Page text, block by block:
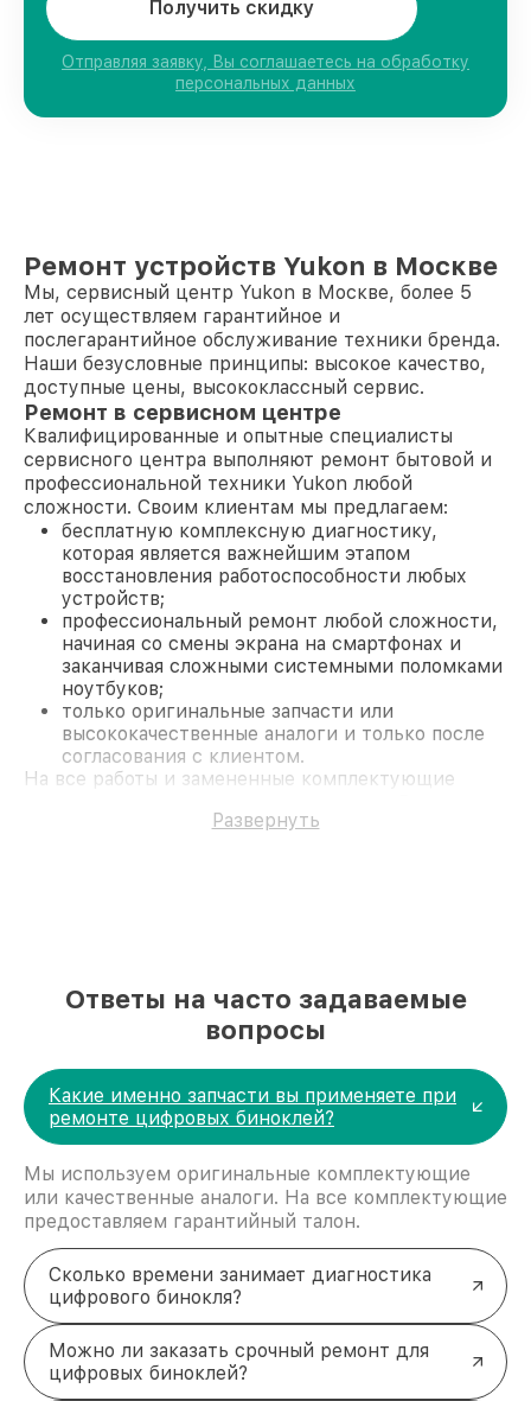
Получить скидку
Отправляя заявку, Вы соглашаетесь на обработку
персональных данных
Ремонт устройств Yukon в Москве
Мы, сервисный центр Yukon в Москве, более 5
лет осуществляем гарантийное и
послегарантийное обслуживание техники бренда.
Наши безусловные принципы: высокое качество,
доступные цены, высококлассный сервис.
Ремонт в сервисном центре
Квалифицированные и опытные специалисты
сервисного центра выполняют ремонт бытовой и
профессиональной техники Yukon любой
сложности. Своим клиентам мы предлагаем:
бесплатную комплексную диагностику,
которая является важнейшим этапом
восстановления работоспособности любых
устройств;
профессиональный ремонт любой сложности,
начиная со смены экрана на смартфонах и
заканчивая сложными системными поломками
ноутбуков;
только оригинальные запчасти или
высококачественные аналоги и только после
согласования с клиентом.
На все работы и замененные комплектующие
поломки по условиям гарантии, мы бесплатно
современное оборудование и
лицензированное ПО в ремонтно-
диагностических мастерских;
восстановительных работ;
услуги курьера для владельцев
крупногабаритной техники, которые
обеспечат доставку устройств в сервис в
полной сохранности и бесплатно.
За годы своей деятельности мы получали только
репутацию. Мы постоянно совершенствуемся и
стараемся каждый день делать наш сервис еще
лучше!
Развернуть
Ответы на часто задаваемые
вопросы
Какие именно запчасти вы применяете при
ремонте цифровых биноклей?
Мы используем оригинальные комплектующие
или качественные аналоги. На все комплектующие
предоставляем гарантийный талон.
Сколько времени занимает диагностика
цифрового бинокля?
Можно ли заказать срочный ремонт для
цифровых биноклей?